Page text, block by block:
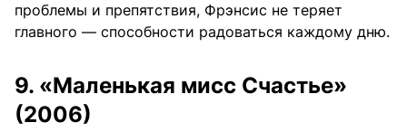
проблемы и препятствия, Фрэнсис не теряет
главного — способности радоваться каждому дню.
9. «Маленькая мисс Счастье»
(2006)